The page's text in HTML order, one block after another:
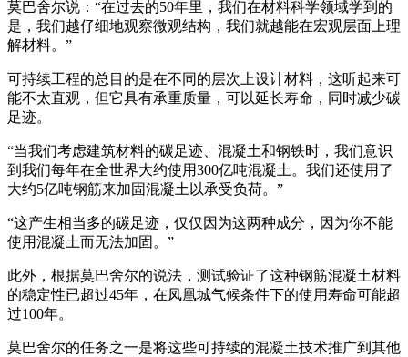
莫巴舍尔说：“在过去的50年里，我们在材料科学领域学到的
是，我们越仔细地观察微观结构，我们就越能在宏观层面上理
解材料。”
可持续工程的总目的是在不同的层次上设计材料，这听起来可
能不太直观，但它具有承重质量，可以延长寿命，同时减少碳
足迹。
“当我们考虑建筑材料的碳足迹、混凝土和钢铁时，我们意识
到我们每年在全世界大约使用300亿吨混凝土。我们还使用了
大约5亿吨钢筋来加固混凝土以承受负荷。”
“这产生相当多的碳足迹，仅仅因为这两种成分，因为你不能
使用混凝土而无法加固。”
此外，根据莫巴舍尔的说法，测试验证了这种钢筋混凝土材料
的稳定性已超过45年，在凤凰城气候条件下的使用寿命可能超
过100年。
莫巴舍尔的任务之一是将这些可持续的混凝土技术推广到其他